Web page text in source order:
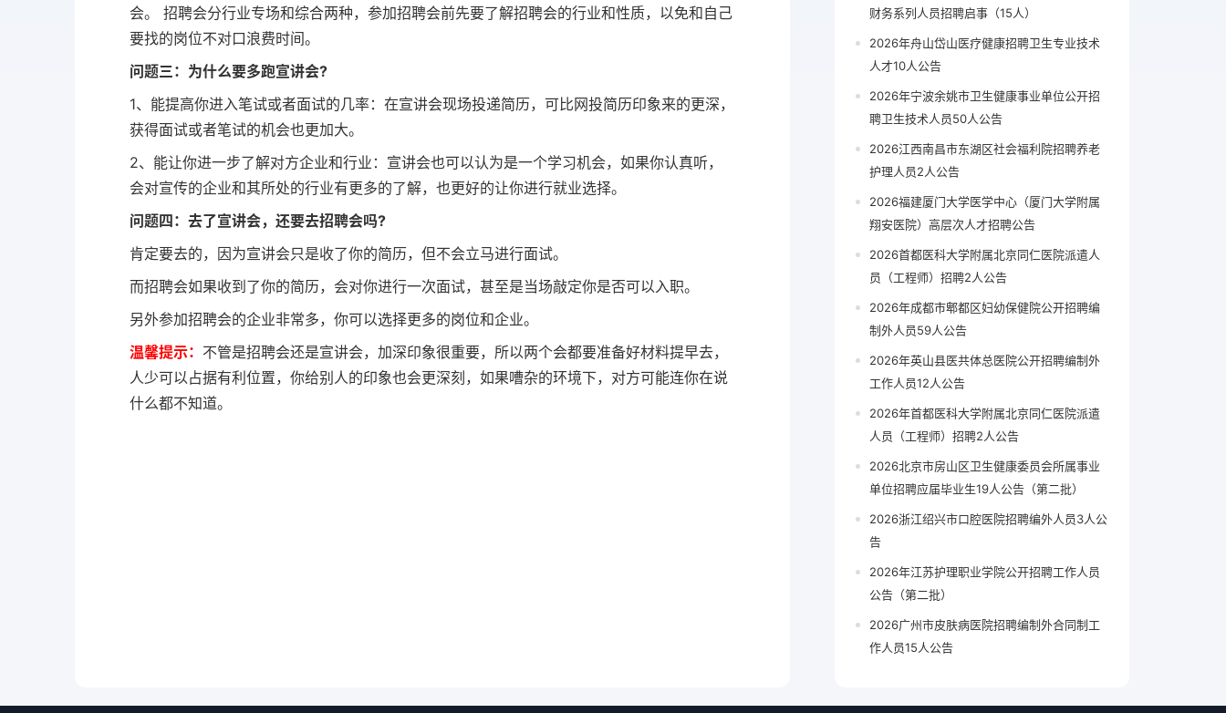
会。 招聘会分行业专场和综合两种，参加招聘会前先要了解招聘会的行业和性质，以免和自己
要找的岗位不对口浪费时间。
问题三：为什么要多跑宣讲会?
1、能提高你进入笔试或者面试的几率：在宣讲会现场投递简历，可比网投简历印象来的更深，
获得面试或者笔试的机会也更加大。
2、能让你进一步了解对方企业和行业：宣讲会也可以认为是一个学习机会，如果你认真听，
会对宣传的企业和其所处的行业有更多的了解，也更好的让你进行就业选择。
问题四：去了宣讲会，还要去招聘会吗?
肯定要去的，因为宣讲会只是收了你的简历，但不会立马进行面试。
而招聘会如果收到了你的简历，会对你进行一次面试，甚至是当场敲定你是否可以入职。
另外参加招聘会的企业非常多，你可以选择更多的岗位和企业。
温馨提示： 不管是招聘会还是宣讲会，加深印象很重要，所以两个会都要准备好材料提早去，
人少可以占据有利位置，你给别人的印象也会更深刻，如果嘈杂的环境下，对方可能连你在说
什么都不知道。
财务系列人员招聘启事（15人）
2026年舟山岱山医疗健康招聘卫生专业技术
人才10人公告
2026年宁波余姚市卫生健康事业单位公开招
聘卫生技术人员50人公告
2026江西南昌市东湖区社会福利院招聘养老
护理人员2人公告
2026福建厦门大学医学中心（厦门大学附属
翔安医院）高层次人才招聘公告
2026首都医科大学附属北京同仁医院派遣人
员（工程师）招聘2人公告
2026年成都市郫都区妇幼保健院公开招聘编
制外人员59人公告
2026年英山县医共体总医院公开招聘编制外
工作人员12人公告
2026年首都医科大学附属北京同仁医院派遣
人员（工程师）招聘2人公告
2026北京市房山区卫生健康委员会所属事业
单位招聘应届毕业生19人公告（第二批）
2026浙江绍兴市口腔医院招聘编外人员3人公
告
2026年江苏护理职业学院公开招聘工作人员
公告（第二批）
2026广州市皮肤病医院招聘编制外合同制工
作人员15人公告